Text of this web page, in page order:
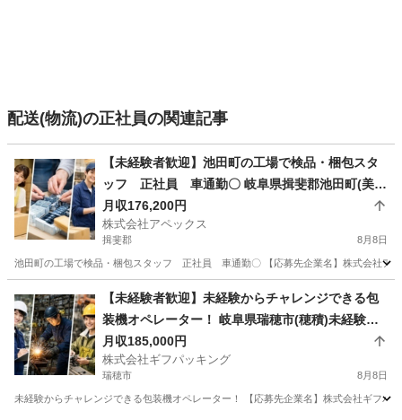
配送(物流)の正社員の関連記事
【未経験者歓迎】池田町の工場で検品・梱包スタ
ッフ 正社員 車通勤〇 岐阜県揖斐郡池田町(美濃
本郷)池田町の工場で検品・梱包スタッフ 正社
員 車通勤〇
月収176,200円
株式会社アペックス
揖斐郡 8月8日
池田町の工場で検品・梱包スタッフ 正社員 車通勤〇 【応募先企業名】株式会社ア
倉庫管理 未経験
【未経験者歓迎】未経験からチャレンジできる包
装機オペレーター！ 岐阜県瑞穂市(穂積)未経験か
らチャレンジできる包装機オペレーター！
月収185,000円
株式会社ギフパッキング
瑞穂市 8月8日
未経験からチャレンジできる包装機オペレーター！ 【応募先企業名】株式会社ギフ